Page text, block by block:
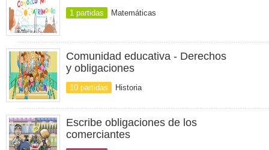
1 partidas Matemáticas
Comunidad educativa - Derechos
y obligaciones
10 partidas Historia
Escribe obligaciones de los
comerciantes